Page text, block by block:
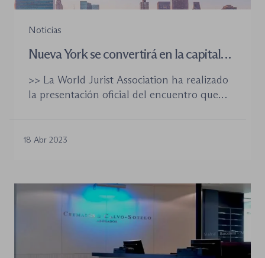
Noticias
Nueva York se convertirá en la capital
del World Law Congress 2023
>> La World Jurist Association ha realizado
la presentación oficial del encuentro que
Durante el evento, que tendrá lugar los días
Europea por su […]
18 Abr 2023